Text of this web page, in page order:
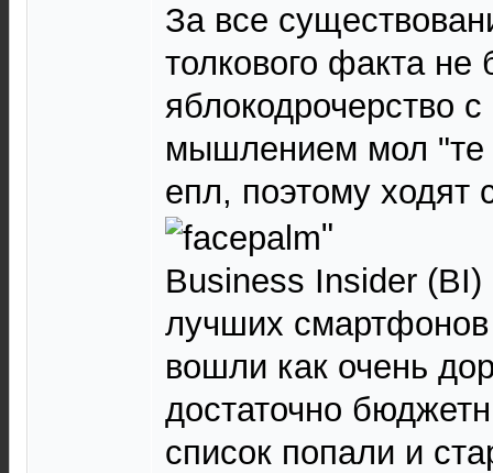
За все
толкового факта
яблокодрочерство
мышлением мол "те
епл, поэтому ходят
"
Business Insider (BI)
лучших
вошли как очень
достаточно
список попали и